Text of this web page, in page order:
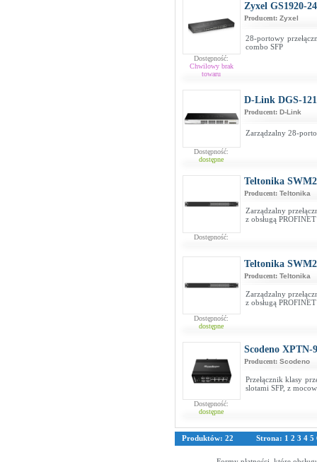
Dostępność:
Chwilowy brak
towaru
Zyxel GS1920-
Producent: Zyxel
28-portowy
combo SFP
Dostępność:
dostępne
D-Link DGS-
Producent: D-Link
Zarządzalny 28-
Dostępność:
Teltonika
Producent: Teltonika
Zarządzalny
z obsługą
Dostępność:
dostępne
Teltonika
Producent: Teltonika
Zarządzalny
z obsługą
Dostępność:
dostępne
Scodeno XPTN-
Producent: Scodeno
Przełącznik klasy
slotami SFP, z
Produktów: 22 Strona: 1 2 3 4 5